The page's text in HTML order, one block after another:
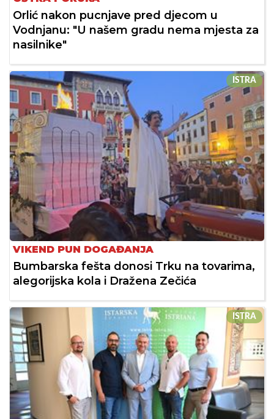
Orlić nakon pucnjave pred djecom u
Vodnjanu: "U našem gradu nema mjesta za
nasilnike"
ISTRA
VIKEND PUN DOGAĐANJA
Bumbarska fešta donosi Trku na tovarima,
alegorijska kola i Dražena Zečića
ISTRA